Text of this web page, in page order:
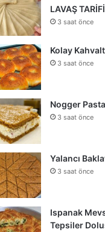
LAVAŞ TARİFİ
3 saat önce
Kolay
3 saat önce
Nogger Pasta
3 saat önce
Yalancı
3 saat önce
Ispanak
Tepsiler